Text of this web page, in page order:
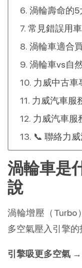
渦輪壽命的5
常見錯誤用
渦輪車適合
渦輪車vs自
力威中古車
力威汽車服
力威汽車服
📞 聯絡力
渦輪車是
說
渦輪增壓（Turbo
多空氣壓入引擎的
引擎吸更多空氣